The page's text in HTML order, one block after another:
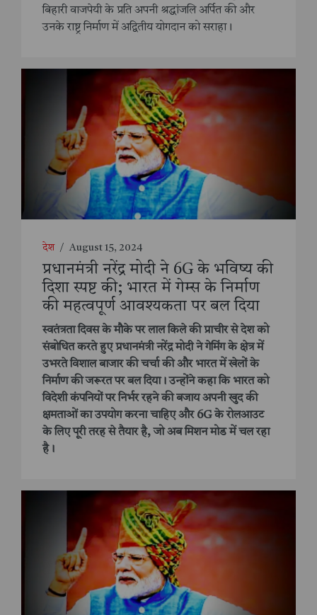
बिहारी वाजपेयी के प्रति अपनी श्रद्धांजलि अर्पित की और
उनके राष्ट्र निर्माण में अद्वितीय योगदान को सराहा।
देश / August 15, 2024
प्रधानमंत्री नरेंद्र मोदी ने 6G के भविष्य की
दिशा स्पष्ट की; भारत में गेम्स के निर्माण
की महत्वपूर्ण आवश्यकता पर बल दिया
स्वतंत्रता दिवस के मौके पर लाल किले की प्राचीर से देश को
संबोधित करते हुए प्रधानमंत्री नरेंद्र मोदी ने गेमिंग के क्षेत्र में
उभरते विशाल बाजार की चर्चा की और भारत में खेलों के
निर्माण की जरूरत पर बल दिया। उन्होंने कहा कि भारत को
विदेशी कंपनियों पर निर्भर रहने की बजाय अपनी खुद की
क्षमताओं का उपयोग करना चाहिए और 6G के रोलआउट
के लिए पूरी तरह से तैयार है, जो अब मिशन मोड में चल रहा
है।